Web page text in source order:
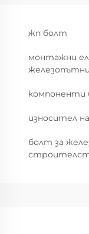
жп болт
монтажни
компоненти
износител
болт за